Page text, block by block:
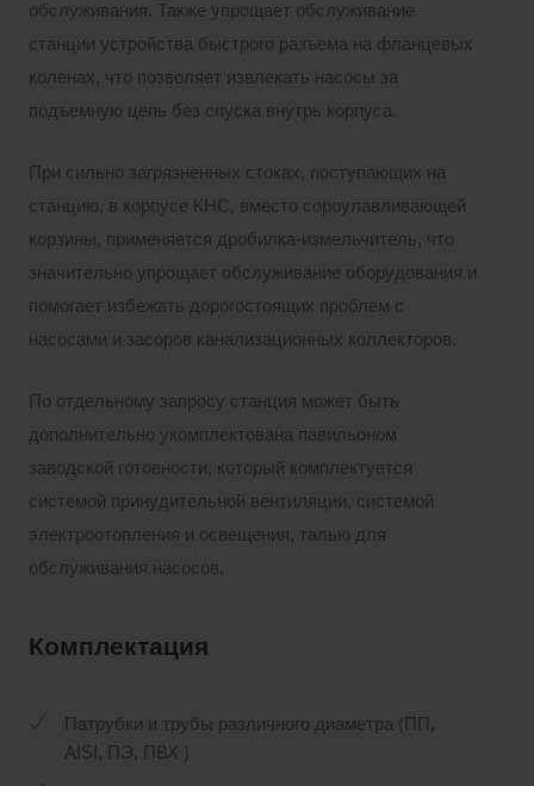
обслуживания. Также упрощает обслуживание
станции устройства быстрого разъема на фланцевых
коленах, что позволяет извлекать насосы за
подъемную цепь без спуска внутрь корпуса.
При сильно загрязненных стоках, поступающих на
станцию, в корпусе КНС, вместо сороулавливающей
корзины, применяется дробилка-измельчитель, что
значительно упрощает обслуживание оборудования и
помогает избежать дорогостоящих проблем с
насосами и засоров канализационных коллекторов.
По отдельному запросу станция может быть
дополнительно укомплектована павильоном
заводской готовности, который комплектуется
системой принудительной вентиляции, системой
электроотопления и освещения, талью для
обслуживания насосов.
Комплектация
Патрубки и трубы различного диаметра (ПП,
AISI, ПЭ, ПВХ )